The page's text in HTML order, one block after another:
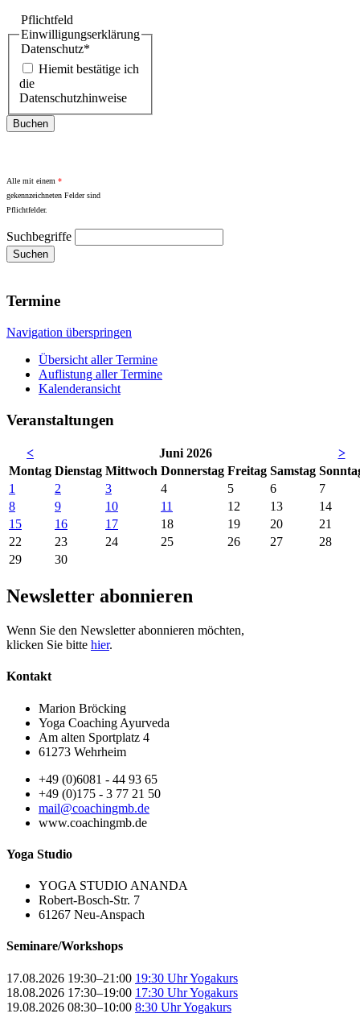
Pflichtfeld
Einwilligungserklärung
Datenschutz*
Hiemit bestätige ich
die
Datenschutzhinweise
Buchen
Alle mit einem *
gekennzeichneten Felder sind
Pflichtfelder.
Suchbegriffe
Termine
Navigation überspringen
Übersicht aller Termine
Auflistung aller Termine
Kalenderansicht
Veranstaltungen
< Juni 2026
>
Montag Dienstag Mittwoch Donnerstag Freitag Samstag So
1
2 3 4 5 6
7
8
9 10 11 12 13
14
15
16 17 18 19 20
21
22
23 24 25 26 27
28
29
30
Newsletter abonnieren
Wenn Sie den Newsletter abonnieren möchten,
klicken Sie bitte hier.
Kontakt
Marion Bröcking
Yoga Coaching Ayurveda
Am alten Sportplatz 4
61273 Wehrheim
+49 (0)6081 - 44 93 65
+49 (0)175 - 3 77 21 50
mail@coachingmb.de
www.coachingmb.de
Yoga Studio
YOGA STUDIO ANANDA
Robert-Bosch-Str. 7
61267 Neu-Anspach
Seminare/Workshops
17.08.2026 19:30–21:00 19:30 Uhr Yogakurs
18.08.2026 17:30–19:00 17:30 Uhr Yogakurs
19.08.2026 08:30–10:00 8:30 Uhr Yogakurs